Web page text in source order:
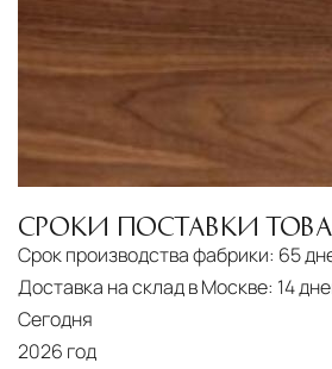
СРОКИ ПОСТАВКИ
Срок производства фабрики: 65
Доставка на склад в Москве: 14
Сегодня
2026 год